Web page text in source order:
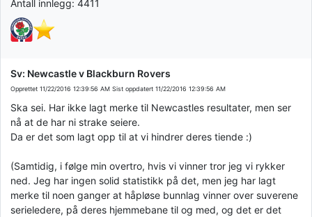
Antall innlegg: 4411
Sv: Newcastle v Blackburn Rovers
Opprettet 11/22/2016 12:39:56 AM Sist oppdatert 11/22/2016 12:39:56 AM
Ska sei. Har ikke lagt merke til Newcastles resultater, men ser
nå at de har ni strake seiere.
Da er det som lagt opp til at vi hindrer deres tiende :)
(Samtidig, i følge min overtro, hvis vi vinner tror jeg vi rykker
ned. Jeg har ingen solid statistikk på det, men jeg har lagt
merke til noen ganger at håpløse bunnlag vinner over suverene
serieledere, på deres hjemmebane til og med, og det er det